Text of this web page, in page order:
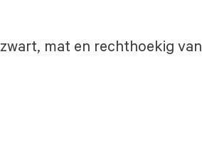
mat en rechthoekig van